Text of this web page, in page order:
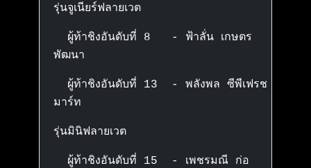
รุ่นจูเนียร์ฟลายเวต
ผู้ท้าชิงอันดับที่ 8 - ฟ้าลั่น เกษตร
พัฒนา
ผู้ท้าชิงอันดับที่ 13 - พลังพล ซีพีเฟรช
มาร์ท
รุ่นมินิฟลายเวต
ผู้ท้าชิงอันดับที่ 15 - เพชรมณี ก่อ